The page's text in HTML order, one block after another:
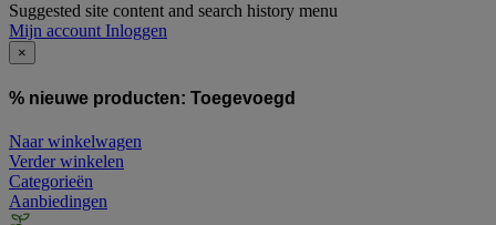
Suggested site content and search history menu
Mijn account Inloggen
×
% nieuwe producten: Toegevoegd
Naar winkelwagen
Verder winkelen
Categorieën
Aanbiedingen